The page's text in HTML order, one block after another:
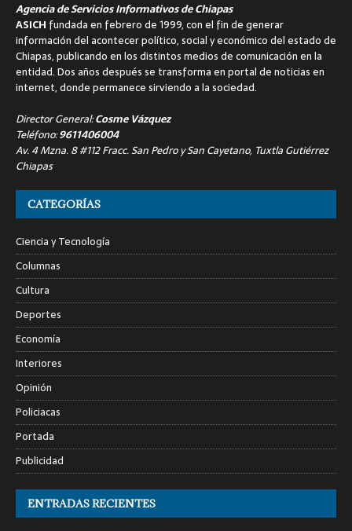
Agencia de Servicios Informativos de Chiapas
ASICH fundada en febrero de 1999, con el fin de generar
información del acontecer político, social y económico del estado de
Chiapas, publicando en los distintos medios de comunicación en la
entidad. Dos años después se transforma en portal de noticias en
internet, donde permanece sirviendo a la sociedad.
Director General:Cosme Vázquez
Teléfono:9611406004
Av. 4 Mzna. 8 #112 Fracc. San Pedro y San Cayetano, Tuxtla Gutiérrez
Chiapas
CATEGORÍAS
Ciencia y Tecnología
Columnas
Cultura
Deportes
Economía
Interiores
Opinión
Policiacas
Portada
Publicidad
ENTRADAS RECIENTES